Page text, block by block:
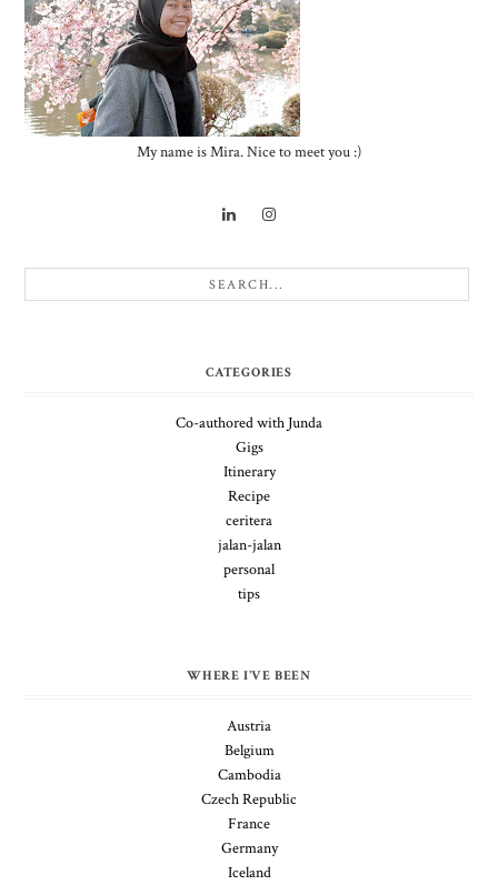
My name is Mira. Nice to meet you :)
CATEGORIES
Co-authored with Junda
Gigs
Itinerary
Recipe
ceritera
jalan-jalan
personal
tips
WHERE I'VE BEEN
Austria
Belgium
Cambodia
Czech Republic
France
Germany
Iceland